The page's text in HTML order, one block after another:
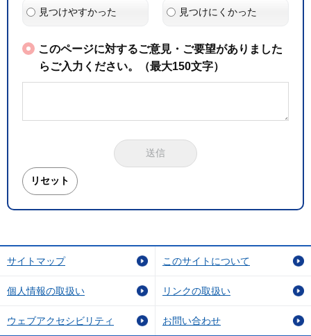
見つけやすかった 見つけにくかった
このページに対するご意見・ご要望がありました
らご入力ください。（最大150文字）
サイトマップ このサイトについて
個人情報の取扱い リンクの取扱い
ウェブアクセシビリティ お問い合わせ